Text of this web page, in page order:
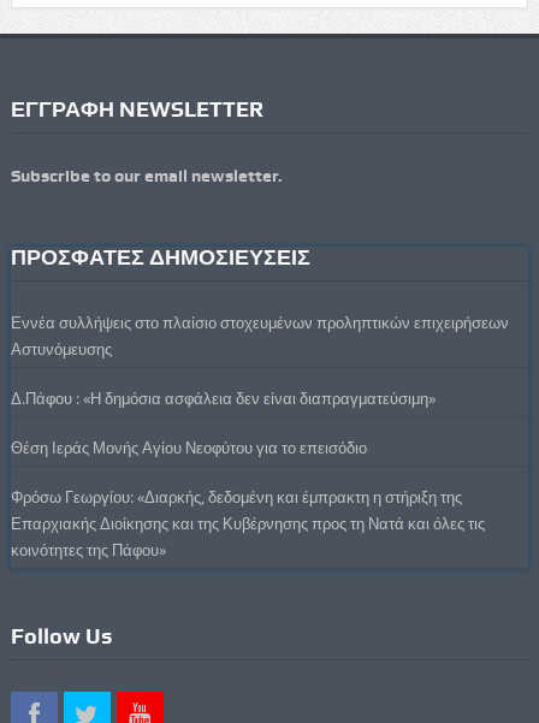
ΕΓΓΡΑΦΗ NEWSLETTER
Subscribe to our email newsletter.
ΠΡΟΣΦΑΤΕΣ ΔΗΜΟΣΙΕΥΣΕΙΣ
Εννέα συλλήψεις στο πλαίσιο στοχευμένων προληπτικών επιχειρήσεων
Αστυνόμευσης
Δ.Πάφου : «Η δημόσια ασφάλεια δεν είναι διαπραγματεύσιμη»
Θέση Ιεράς Μονής Αγίου Νεοφύτου για το επεισόδιο
Φρόσω Γεωργίου: «Διαρκής, δεδομένη και έμπρακτη η στήριξη της
Επαρχιακής Διοίκησης και της Κυβέρνησης προς τη Νατά και όλες τις
κοινότητες της Πάφου»
Follow Us